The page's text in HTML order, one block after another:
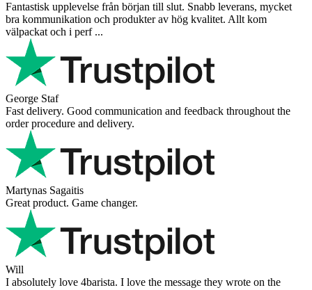
Andreas
Very good experience shopping at 4Barista. I bought a ZP6 Special,
and the order was well packaged, which eliminated any worries
about potential damag ...
Victor M.
Very professional, fast shipping, will buy again
Ihor Zlobin
Fantastisk upplevelse från början till slut. Snabb leverans, mycket
bra kommunikation och produkter av hög kvalitet. Allt kom
välpackat och i perf ...